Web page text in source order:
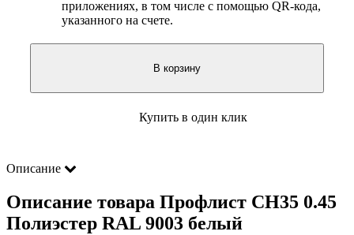
приложениях, в том числе с помощью QR-кода,
указанного на счете.
В корзину
Купить в один клик
Описание
Описание товара Профлист СН35 0.45
Полиэстер RAL 9003 белый